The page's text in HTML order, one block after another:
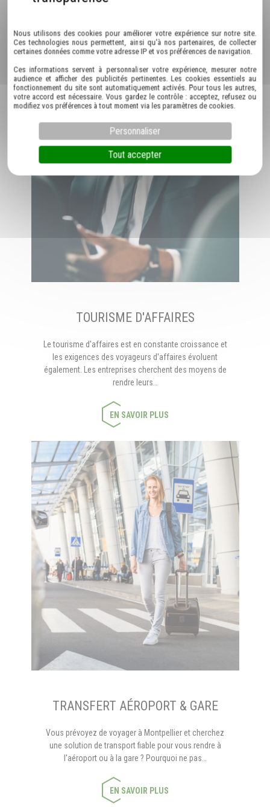
TOURISME D'AFFAIRES
Le tourisme d'affaires est en constante croissance et
les exigences des voyageurs d'affaires évoluent
également. Les entreprises cherchent des moyens de
rendre leurs…
EN SAVOIR PLUS
TRANSFERT AÉROPORT & GARE
Vous prévoyez de voyager à Montpellier et cherchez
une solution de transport fiable pour vous rendre à
l'aéroport ou à la gare ? Pourquoi ne pas…
EN SAVOIR PLUS
Nous utilisons des cookies pour améliorer votre expérience sur notre site.
Ces technologies nous permettent, ainsi qu'à nos partenaires, de collecter
certaines données comme votre adresse IP et vos préférences de navigation.
Ces informations servent à personnaliser votre expérience, mesurer notre
audience et afficher des publicités pertinentes. Les cookies essentiels au
fonctionnement du site sont automatiquement activés. Pour tous les autres,
votre accord est nécessaire. Vous gardez le contrôle : acceptez, refusez ou
modifiez vos préférences à tout moment via les paramètres de cookies.
Tout accepter
Personnaliser